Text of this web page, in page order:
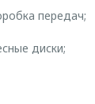
передач;
диски;